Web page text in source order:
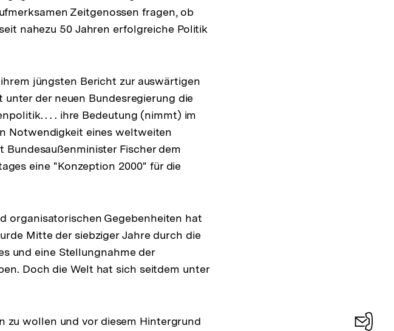
Zeitgenossen fragen, ob
nahezu 50 Jahren erfolgreiche Politik
jüngsten Bericht zur auswärtigen
der neuen Bundesregierung die
. . . ihre Bedeutung (nimmt) im
Notwendigkeit eines weltweiten
Bundesaußenminister Fischer dem
eine "Konzeption 2000" für die
organisatorischen Gegebenheiten hat
Mitte der siebziger Jahre durch die
und eine Stellungnahme der
Doch die Welt hat sich seitdem unter
zu wollen und vor diesem Hintergrund